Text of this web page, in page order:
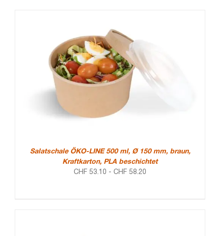
Salatschale ÖKO-LINE 500 ml, Ø 150 mm, braun,
Kraftkarton, PLA beschichtet
CHF 53.10 - CHF 58.20